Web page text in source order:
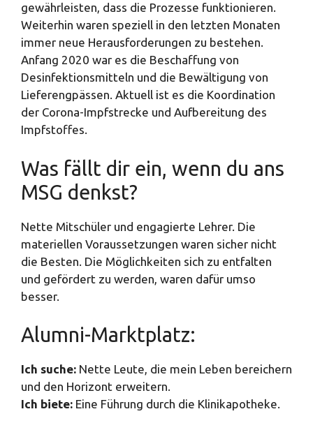
gewährleisten, dass die Prozesse funktionieren.
Weiterhin waren speziell in den letzten Monaten
immer neue Herausforderungen zu bestehen.
Anfang 2020 war es die Beschaffung von
Desinfektionsmitteln und die Bewältigung von
Lieferengpässen. Aktuell ist es die Koordination
der Corona-Impfstrecke und Aufbereitung des
Impfstoffes.
Was fällt dir ein, wenn du ans
MSG denkst?
Nette Mitschüler und engagierte Lehrer. Die
materiellen Voraussetzungen waren sicher nicht
die Besten. Die Möglichkeiten sich zu entfalten
und gefördert zu werden, waren dafür umso
besser.
Alumni-Marktplatz:
Ich suche: Nette Leute, die mein Leben bereichern
und den Horizont erweitern.
Ich biete: Eine Führung durch die Klinikapotheke.